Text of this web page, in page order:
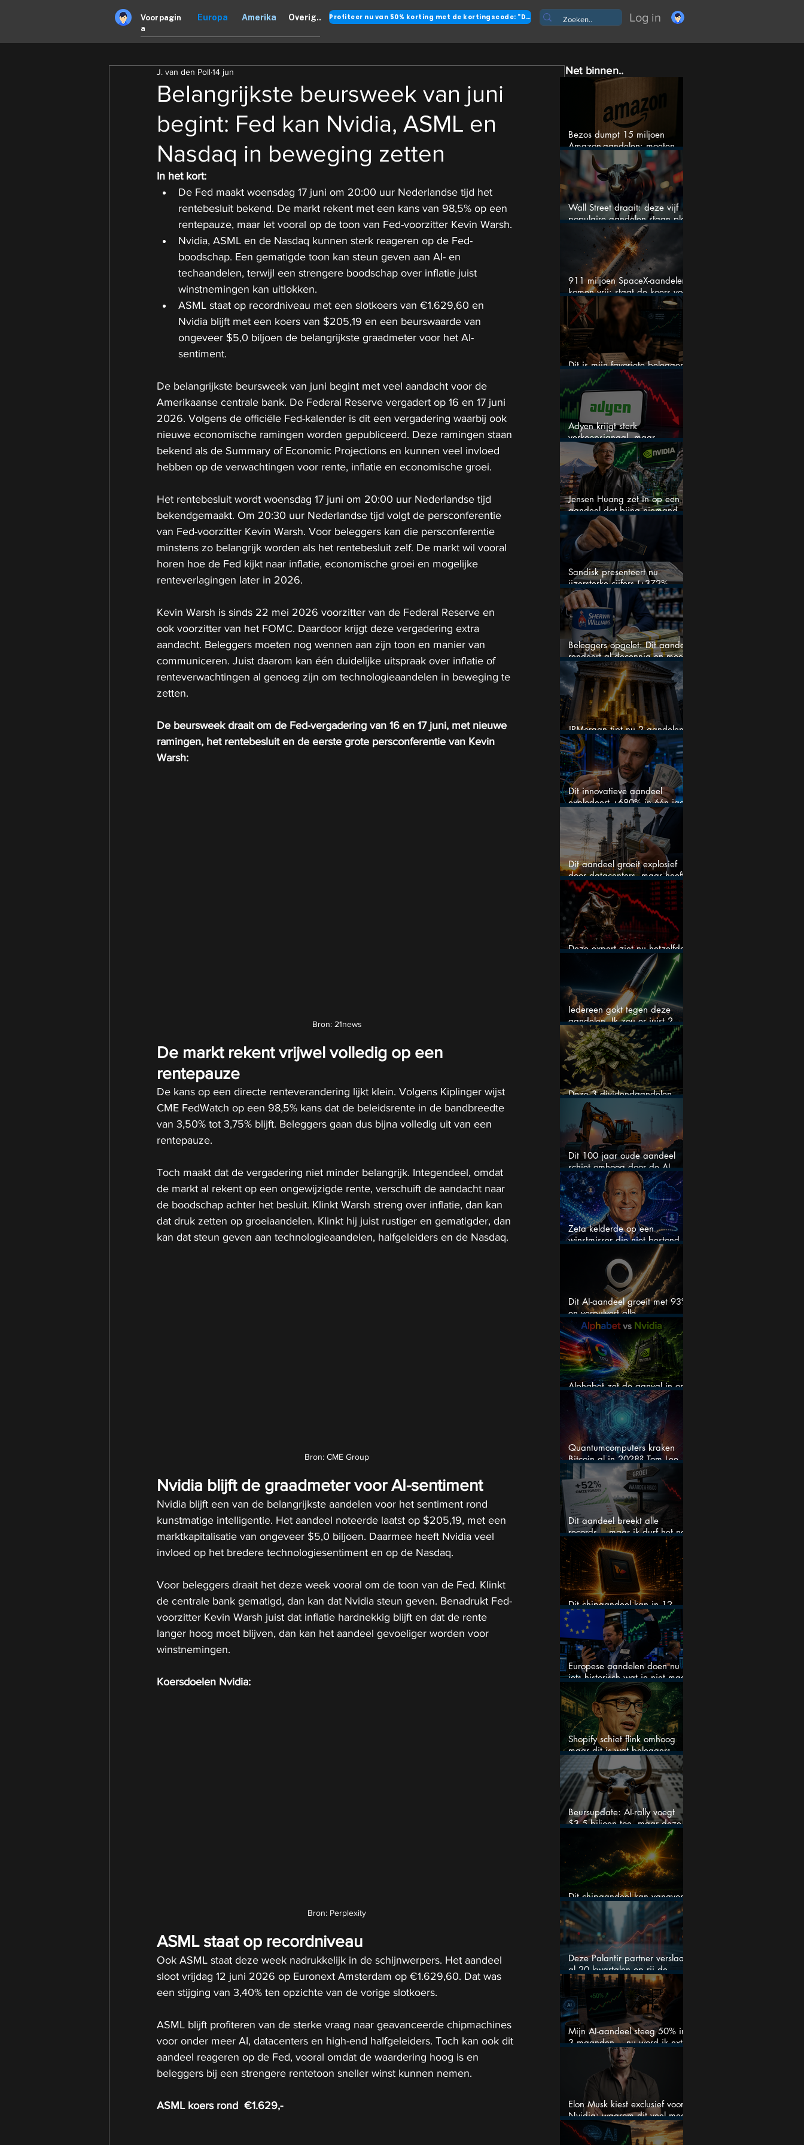
Voorpagin
a
Europa Amerika Overig.. Profiteer nu van 50% korting met de kortingscode: "DANK" Log in
Belangrijkste beursweek van juni
begint: Fed kan Nvidia, ASML en
Nasdaq in beweging zetten
J. van den Poll 14 jun
In het kort:
De Fed maakt woensdag 17 juni om 20:00 uur Nederlandse tijd het
rentebesluit bekend. De markt rekent met een kans van 98,5% op een
rentepauze, maar let vooral op de toon van Fed-voorzitter Kevin Warsh.
Nvidia, ASML en de Nasdaq kunnen sterk reageren op de Fed-
boodschap. Een gematigde toon kan steun geven aan AI- en
techaandelen, terwijl een strengere boodschap over inflatie juist
winstnemingen kan uitlokken.
ASML staat op recordniveau met een slotkoers van €1.629,60 en
Nvidia blijft met een koers van $205,19 en een beurswaarde van
ongeveer $5,0 biljoen de belangrijkste graadmeter voor het AI-
sentiment.
De belangrijkste beursweek van juni begint met veel aandacht voor de
Amerikaanse centrale bank. De Federal Reserve vergadert op 16 en 17 juni
2026. Volgens de officiële Fed-kalender is dit een vergadering waarbij ook
nieuwe economische ramingen worden gepubliceerd. Deze ramingen staan
bekend als de Summary of Economic Projections en kunnen veel invloed
hebben op de verwachtingen voor rente, inflatie en economische groei.
Het rentebesluit wordt woensdag 17 juni om 20:00 uur Nederlandse tijd
bekendgemaakt. Om 20:30 uur Nederlandse tijd volgt de persconferentie
van Fed-voorzitter Kevin Warsh. Voor beleggers kan die persconferentie
minstens zo belangrijk worden als het rentebesluit zelf. De markt wil vooral
horen hoe de Fed kijkt naar inflatie, economische groei en mogelijke
renteverlagingen later in 2026.
Kevin Warsh is sinds 22 mei 2026 voorzitter van de Federal Reserve en
ook voorzitter van het FOMC. Daardoor krijgt deze vergadering extra
aandacht. Beleggers moeten nog wennen aan zijn toon en manier van
communiceren. Juist daarom kan één duidelijke uitspraak over inflatie of
renteverwachtingen al genoeg zijn om technologieaandelen in beweging te
zetten.
De beursweek draait om de Fed-vergadering van 16 en 17 juni, met nieuwe
ramingen, het rentebesluit en de eerste grote persconferentie van Kevin
Warsh:
Bron: 21news
De markt rekent vrijwel volledig op een
rentepauze
De kans op een directe renteverandering lijkt klein. Volgens Kiplinger wijst
CME FedWatch op een 98,5% kans dat de beleidsrente in de bandbreedte
van 3,50% tot 3,75% blijft. Beleggers gaan dus bijna volledig uit van een
rentepauze.
Toch maakt dat de vergadering niet minder belangrijk. Integendeel, omdat
de markt al rekent op een ongewijzigde rente, verschuift de aandacht naar
de boodschap achter het besluit. Klinkt Warsh streng over inflatie, dan kan
dat druk zetten op groeiaandelen. Klinkt hij juist rustiger en gematigder, dan
kan dat steun geven aan technologieaandelen, halfgeleiders en de Nasdaq.
Bron: CME Group
Nvidia blijft de graadmeter voor AI-sentiment
Nvidia blijft een van de belangrijkste aandelen voor het sentiment rond
kunstmatige intelligentie. Het aandeel noteerde laatst op $205,19, met een
marktkapitalisatie van ongeveer $5,0 biljoen. Daarmee heeft Nvidia veel
invloed op het bredere technologiesentiment en op de Nasdaq.
Voor beleggers draait het deze week vooral om de toon van de Fed. Klinkt
de centrale bank gematigd, dan kan dat Nvidia steun geven. Benadrukt Fed-
voorzitter Kevin Warsh juist dat inflatie hardnekkig blijft en dat de rente
langer hoog moet blijven, dan kan het aandeel gevoeliger worden voor
winstnemingen.
Koersdoelen Nvidia:
Bron: Perplexity
ASML staat op recordniveau
Ook ASML staat deze week nadrukkelijk in de schijnwerpers. Het aandeel
sloot vrijdag 12 juni 2026 op Euronext Amsterdam op €1.629,60. Dat was
een stijging van 3,40% ten opzichte van de vorige slotkoers.
ASML blijft profiteren van de sterke vraag naar geavanceerde chipmachines
voor onder meer AI, datacenters en high-end halfgeleiders. Toch kan ook dit
aandeel reageren op de Fed, vooral omdat de waardering hoog is en
beleggers bij een strengere rentetoon sneller winst kunnen nemen.
ASML koers rond  €1.629,-
Net binnen..
Bezos dumpt 15 miljoen
Amazon-aandelen: moeten
beleggers zich zorgen maken?
Wall Street draait: deze vijf
populaire aandelen staan plots
onder spanning
911 miljoen SpaceX-aandelen
komen vrij: staat de koers voor
een nieuwe crash?
Dit is mijn favoriete belegger…
en het is niet Warren Buffett
Adyen krijgt sterk
verkoopsignaal, maar
analisten zien juist een
koopkans
Jensen Huang zet in op een
aandeel dat bijna niemand
Sandisk presenteert nu
ijzersterke cijfers (+372%
omzetgroei), toch zakt het
aandeel weg
Beleggers opgelet: Dit aandeel
rendeert al decennia en moet
op je watchlist staan!
JPMorgan tipt nu 2 aandelen
voor augustus
Dit innovatieve aandeel
explodeert +680% in één jaar
en blijft maar stijgen
Dit aandeel groeit explosief
door datacenters, maar heeft
tientallen miljarden nodig
Deze expert ziet nu hetzelfde
als voor de crash van 1987
Iedereen gokt tegen deze
aandelen. Ik zou er juist 2
kopen
Deze 3 dividendaandelen
kunnen binnenkort flink stijgen
Dit 100 jaar oude aandeel
schiet omhoog door de AI-
boom
Zeta kelderde op een
winstmisser die niet bestond
maar zijn de aandelen
koopwaardig?
Dit AI-aandeel groeit met 93%
en verpulvert alle
verwachtingen, maar is het nu
nog wel koopwaardig?
Alphabet zet de aanval in op
Nvidia met eigen AI-chips
Quantumcomputers kraken
Bitcoin al in 2028? Tom Lee
luidt de alarmbel
Dit aandeel breekt alle
records… maar ik durf het na
deze koersstijging niet te
kopen
Dit chipaandeel kan in 12
maanden verdubbelen
Europese aandelen doen nu
iets historisch wat je niet mag
negeren
Shopify schiet flink omhoog
maar dit is wat beleggers
missen
Beursupdate: AI-rally voegt
$3,5 biljoen toe, maar deze
cijfers waarschuwen beleggers
Dit chipaandeel kan vanavond
flink bewegen
Deze Palantir partner verslaat
al 20 kwartalen op rij de
verwachtingen
Mijn AI-aandeel steeg 50% in
3 maanden… nu word ik extra
Elon Musk kiest exclusief voor
Nvidia: waarom dit veel meer
is dan één grote GPU-order